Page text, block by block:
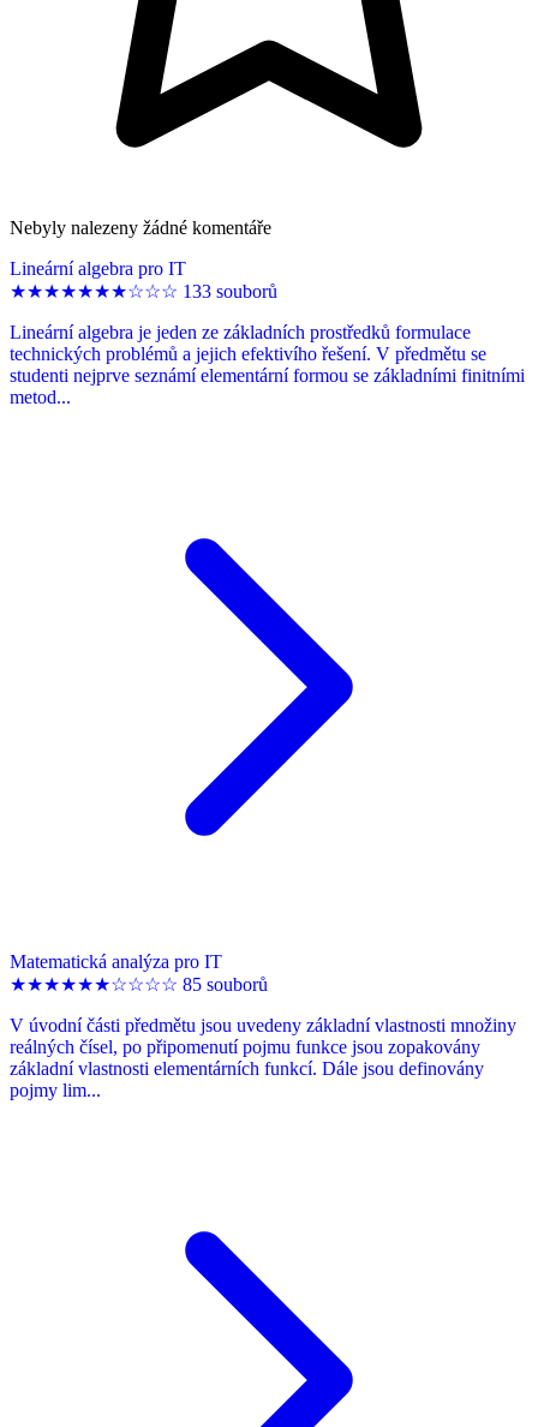
Nebyly nalezeny žádné komentáře
Lineární algebra pro IT
★★★★★★★☆☆☆ 133 souborů
Lineární algebra je jeden ze základních prostředků formulace
technických problémů a jejich efektivího řešení. V předmětu se
studenti nejprve seznámí elementární formou se základními finitními
metod...
Matematická analýza pro IT
★★★★★★☆☆☆☆ 85 souborů
V úvodní části předmětu jsou uvedeny základní vlastnosti množiny
reálných čísel, po připomenutí pojmu funkce jsou zopakovány
základní vlastnosti elementárních funkcí. Dále jsou definovány
pojmy lim...